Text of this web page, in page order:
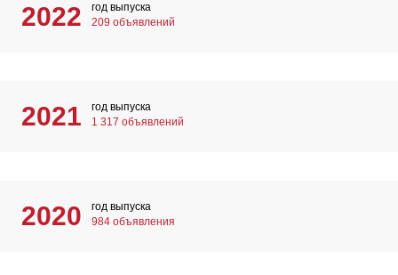
2022
год выпуска
209 объявлений
2021
год выпуска
1 317 объявлений
2020
год выпуска
984 объявления